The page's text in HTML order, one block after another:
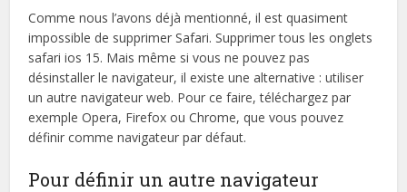
Comme nous l’avons déjà mentionné, il est quasiment
impossible de supprimer Safari. Supprimer tous les onglets
safari ios 15. Mais même si vous ne pouvez pas
désinstaller le navigateur, il existe une alternative : utiliser
un autre navigateur web. Pour ce faire, téléchargez par
exemple Opera, Firefox ou Chrome, que vous pouvez
définir comme navigateur par défaut.
Pour définir un autre navigateur